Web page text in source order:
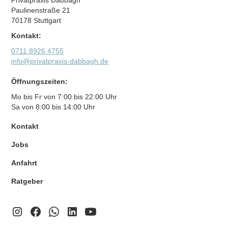
Paulinenstraße 21
70178 Stuttgart
Kontakt:
0711 8926 4755
info@privatpraxis-dabbagh.de
Öffnungszeiten:
Mo bis Fr von 7:00 bis 22:00 Uhr
Sa von 8:00 bis 14:00 Uhr
Kontakt
Jobs
Anfahrt
Ratgeber